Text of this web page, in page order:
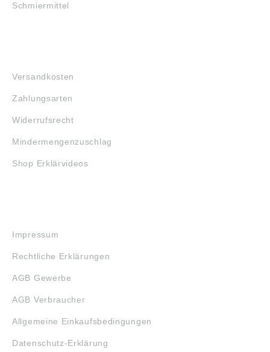
Schmiermittel
Versandkosten
Zahlungsarten
Widerrufsrecht
Mindermengenzuschlag
Shop Erklärvideos
Impressum
Rechtliche Erklärungen
AGB Gewerbe
AGB Verbraucher
Allgemeine Einkaufsbedingungen
Datenschutz-Erklärung